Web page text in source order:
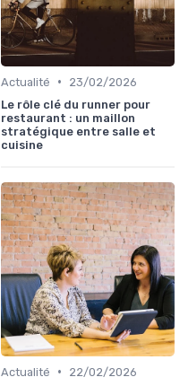
Actualité •
23/02/2026
Le rôle clé du runner pour
restaurant : un maillon
stratégique entre salle et
cuisine
Actualité •
22/02/2026